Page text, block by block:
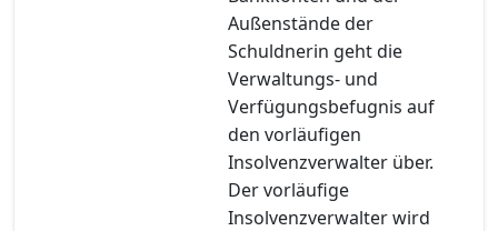
Außenstände der
Schuldnerin geht die
Verwaltungs- und
Verfügungsbefugnis auf
den vorläufigen
Insolvenzverwalter über.
Der vorläufige
Insolvenzverwalter wird